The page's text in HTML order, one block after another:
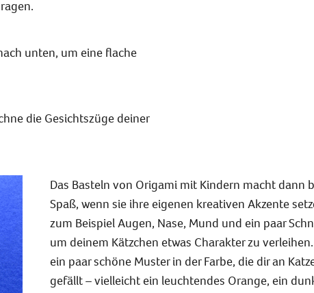
unten, um eine flache
die Gesichtszüge deiner
Das Basteln von Origami mit Kindern macht dann
Spaß, wenn sie ihre eigenen kreativen Akzente
zum Beispiel Augen, Nase, Mund und ein paar
um deinem Kätzchen etwas Charakter zu
ein paar schöne Muster in der Farbe, die dir an
gefällt – vielleicht ein leuchtendes Orange, ein